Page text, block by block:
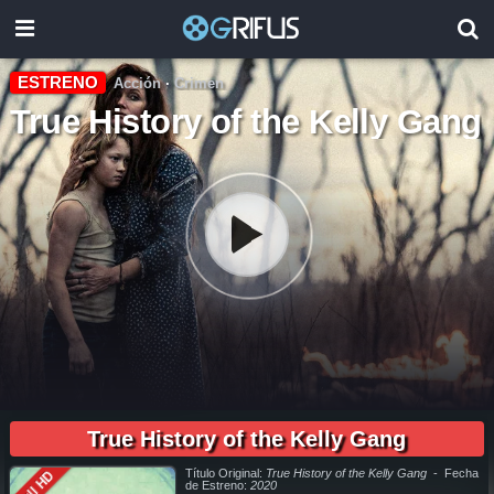
ESTRENO Acción·Crimen
True History of the Kelly Gang
español, pelicula completa True History of the Kelly Gang en español latino, pelicula completa True History of the Kelly Gang audio latino, pelicula completa True History of the Kelly Gang audio
History of the Kelly Gang pelicula completa en español, como ver y descargar True History of the Kelly Gang pelicula completa en español latino, ver True History of the Kelly Gang pelicula
completa en español, ver True History of the Kelly Gang pelicula completa en español latino, True History of the Kelly Gang pelicula completa audio latino, True History of the Kelly Gang pelicula
completa 2019, True History of the Kelly Gang pelicula completa en español, True History of the Kelly Gang pelicula completa en español latino, trailer True History of the Kelly Gang, True History of
the Kelly Gang trailer, ver trailer True History of the Kelly Gang español, trailer en español True History of the Kelly Gang, True History of the Kelly Gang trailer español latino, True History of the
Kelly Gang descargar torrent gratis, descargar pelicula completa True History of the Kelly Gang hd, descargar True History of the Kelly Gang pelicula completa, descargar True History of the
History of the Kelly Gang pelicula completa gratis, True History of the Kelly Gang descargar pelicula completa gratis, True History of the Kelly Gang descargar pelicula completa hd, descargar
pelicula True History of the Kelly Gang gratis, descargar pelicula True History of the Kelly Gang completa, en Español, en Español Latino, en Latino, ver True History of the Kelly Gang Online, ver
gratis True History of the Kelly Gang online, ver pelicula True History of the Kelly Gang online, ver True History of the Kelly Gang online megavideo, ver pelicula True History of the Kelly Gang
online gratis, ver online True History of the Kelly Gang, True History of the Kelly Gang online ver pelicula, ver estreno True History of the Kelly Gang online, True History of the Kelly Gang online ver,
True History of the Kelly Gang ver online, Ver Pelicula True History of the Kelly Gang Español Latino, Pelicula True History of the Kelly Gang Latino Online, Pelicula True History of the Kelly Gang
True History of the Kelly Gang
Título Original: True History of the Kelly Gang - Fecha
de Estreno:2020